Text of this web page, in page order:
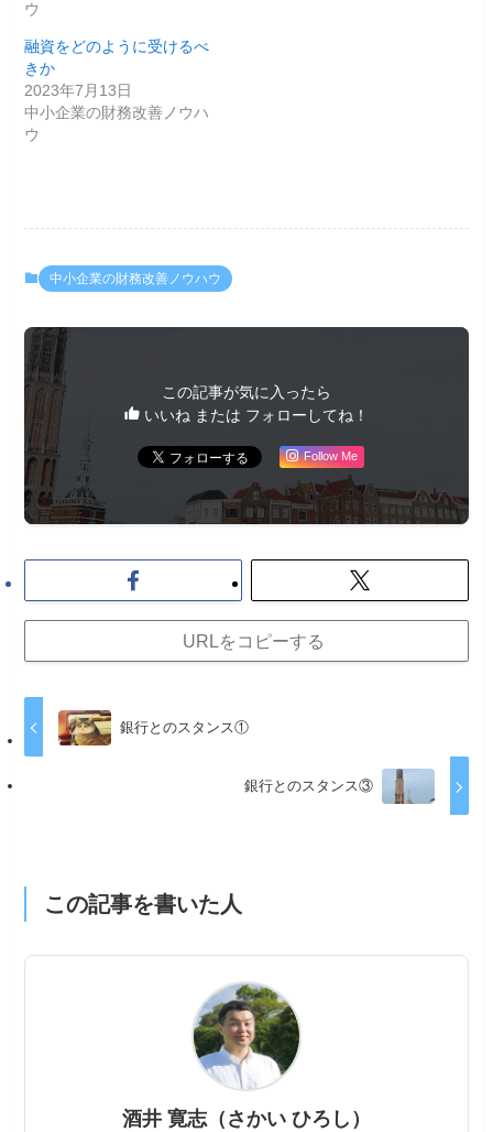
ウ
融資をどのように受けるべ
きか
2023年7月13日
中小企業の財務改善ノウハ
ウ
中小企業の財務改善ノウハウ
この記事が気に入ったら
いいね または フォローしてね！
Follow Me
URLをコピーする
銀行とのスタンス①
銀行とのスタンス③
この記事を書いた人
酒井 寛志（さかい ひろし）